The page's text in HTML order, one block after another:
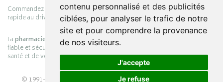
contenu personnalisé et des publicités
ciblées, pour analyser le trafic de notre
site et pour comprendre la provenance
de nos visiteurs.
J'accepte
Je refuse
Commandez simplement vos produits en ligne et choisissez le retrait
rapide au drive ou la livraison à domicile, en toute simplicité.
Lapharmacie Cayeuxs’engage à vous offrir une expérience pratique,
fiable et sécurisée, en officine comme en ligne, au service de votre
santé et de votre bien-être.